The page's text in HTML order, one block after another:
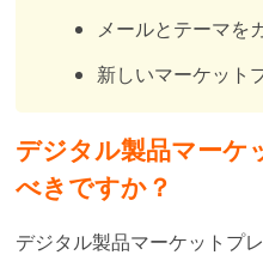
メールとテーマを
新しいマーケット
デジタル製品マーケ
べきですか？
デジタル製品マーケットプ